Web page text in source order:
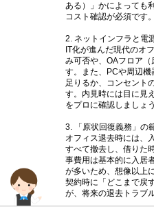
ある）」かによっても
コスト確認が必須です。
2. ネットインフラと電
IT化が進んだ現代のオ
み可否や、OAフロア（
す。また、PCや周辺
足りるか、コンセント
す。内見時には目に見
をプロに確認しましょう
3. 「原状回復義務」の
オフィス退去時には、
すべて撤去し、借りた
事費用は基本的に入居
が多いため、想像以上
契約時に「どこまで戻
が、将来の退去トラブ